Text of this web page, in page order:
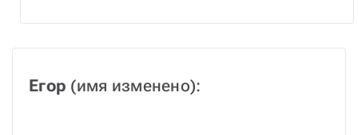
Егор (имя изменено):